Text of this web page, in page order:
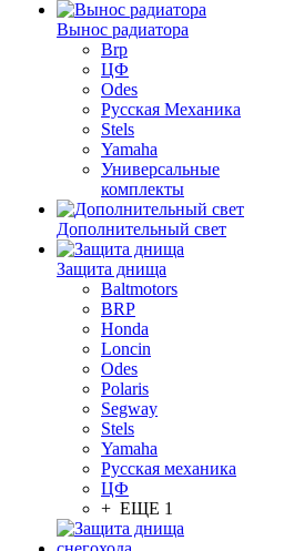
Вынос радиатора
Brp
ЦФ
Odes
Русская Механика
Stels
Yamaha
Универсальные
комплекты
Дополнительный свет
Защита днища
Baltmotors
BRP
Honda
Loncin
Odes
Polaris
Segway
Stels
Yamaha
Русская механика
ЦФ
+ ЕЩЕ 1